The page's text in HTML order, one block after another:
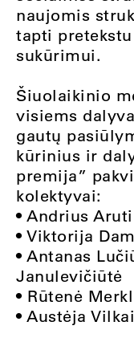
naujomis
tapti
sukūrimui.
Šiuolaikinio
visiems
gautų
kūrinius ir
premija”
kolektyvai:
• Andrius
• Viktorija
• Antanas
Janulevičiūtė
• Rūtenė
• Austėja